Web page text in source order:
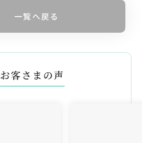
一覧へ戻る
お客さまの声